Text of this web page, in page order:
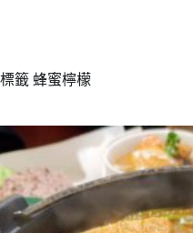
標籤 蜂蜜檸檬